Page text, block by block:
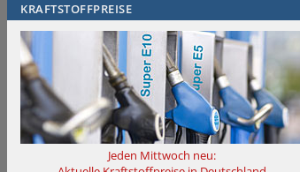
KRAFTSTOFFPREISE
Jeden Mittwoch neu: